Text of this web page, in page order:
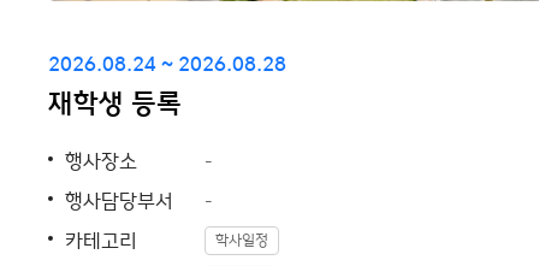
2026.08.24 ~ 2026.08.28
재학생 등록
행사장소 -
행사담당부서 -
카테고리 학사일정